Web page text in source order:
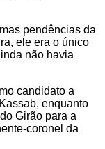
pendências da
ele era o único
não havia
candidato a
enquanto
Girão para a
coronel da